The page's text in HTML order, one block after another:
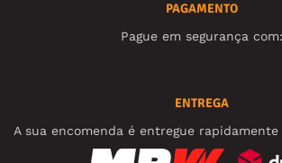
PAGAMENTO
Pague em segurança com:
ENTREGA
A sua encomenda é entregue